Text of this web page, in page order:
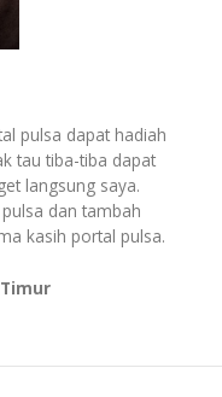
pulsa dapat hadiah
tau tiba-tiba dapat
langsung saya.
dan tambah
kasih portal pulsa.